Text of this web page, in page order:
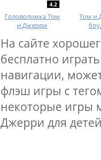
4.2
Головоломка Том
и Джерри
Том и
На сайте
бесплатно
навигации,
флэш игры с
некоторые игры
Джерри для